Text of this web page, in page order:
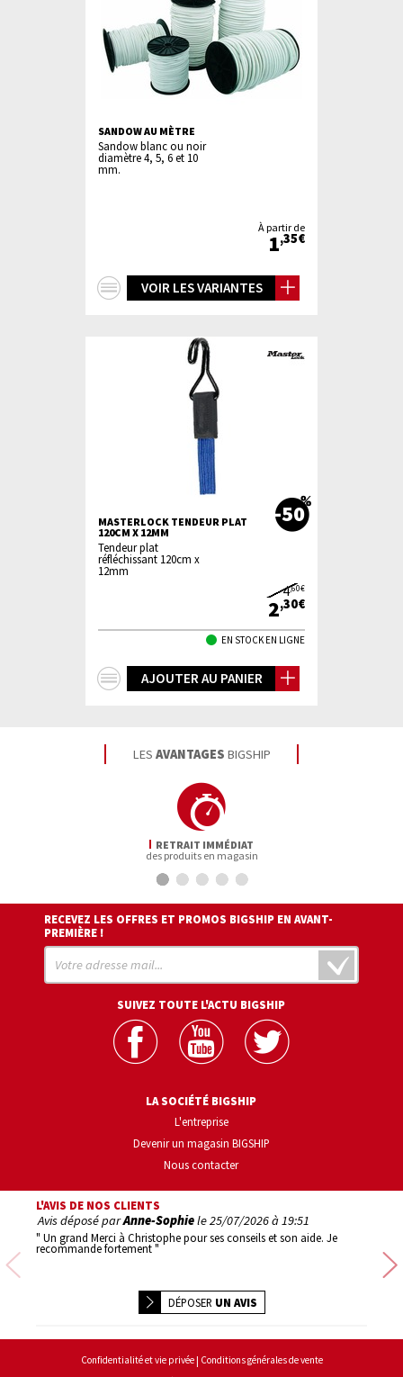
SANDOW AU MÈTRE
Sandow blanc ou noir
diamètre 4, 5, 6 et 10
mm.
À partir de
1,35€
VOIR LES VARIANTES
MASTERLOCK TENDEUR PLAT
120CM X 12MM
-50
Tendeur plat
réfléchissant 120cm x
12mm
4,60€
2,30€
EN STOCK EN LIGNE
AJOUTER AU PANIER
LES AVANTAGES BIGSHIP
RETRAIT IMMÉDIAT
des produits en magasin
RECEVEZ LES OFFRES ET PROMOS BIGSHIP EN AVANT-
PREMIÈRE !
SUIVEZ TOUTE L'ACTU BIGSHIP
LA SOCIÉTÉ BIGSHIP
L'entreprise
Devenir un magasin BIGSHIP
Nous contacter
L'AVIS DE NOS CLIENTS
Avis déposé parAnne-Sophiele25/07/2026 à 19:51
" Un grand Merci à Christophe pour ses conseils et son aide. Je
recommande fortement "
DÉPOSER UN AVIS
Confidentialité et vie privée
Conditions générales de vente